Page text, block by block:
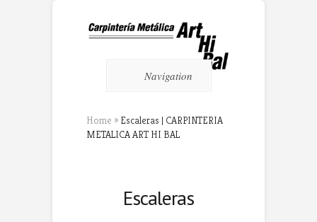
Navigation
Home » Escaleras | CARPINTERIA
METALICA ART HI BAL
Escaleras